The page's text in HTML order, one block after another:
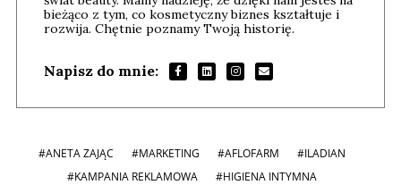
bieżąco z tym, co kosmetyczny biznes kształtuje i
rozwija. Chętnie poznamy Twoją historię.
Napisz do mnie:
#ANETA ZAJĄC #MARKETING #AFLOFARM
#ILADIAN
#KAMPANIA REKLAMOWA
#HIGIENA INTYMNA